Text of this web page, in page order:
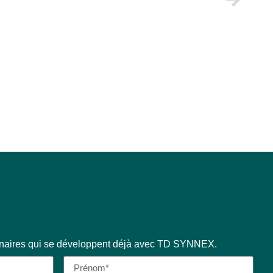
qui se développent déjà avec TD SYNNEX.